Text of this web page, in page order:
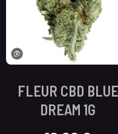
FLEUR CBD BLUE
DREAM 1G